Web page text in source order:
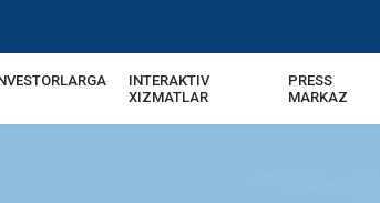
INTERAKTIV
XIZMATLAR
PRESS
MARKAZ